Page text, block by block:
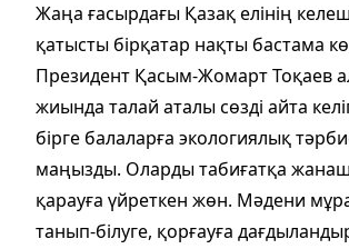
Жаңа ғасырдағы Қазақ елінің
қатысты бірқатар нақты бастама
Президент Қасым-Жомарт Тоқаев
жиында талай аталы сөзді айта
бірге балаларға экологиялық
маңызды. Оларды табиғатқа
қарауға үйреткен жөн. Мәдени
танып-білуге, қорғауға